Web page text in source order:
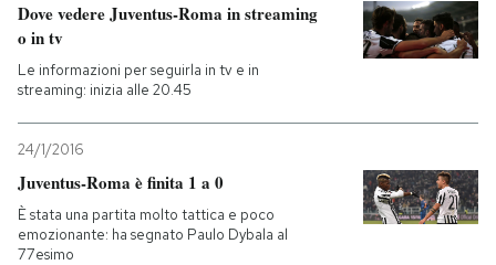
PODCAST
NEWSLETTER
I MIEI PREFERITI
Dove vedere Juventus-Roma in streaming
o in tv
Le informazioni per seguirla in tv e in
streaming: inizia alle 20.45
24/1/2016
Juventus-Roma è finita 1 a 0
È stata una partita molto tattica e poco
emozionante: ha segnato Paulo Dybala al
77esimo